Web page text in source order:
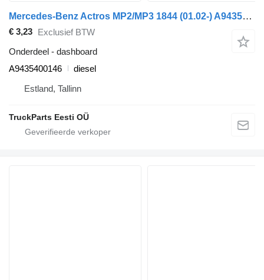
Mercedes-Benz Actros MP2/MP3 1844 (01.02-) A9435400146 dashboard voor Mercedes-Benz Actros, Axor MP1, MP2, MP3 (1996-2014) trekker
€ 3,23 Exclusief BTW
Onderdeel - dashboard
A9435400146
diesel
Estland, Tallinn
TruckParts Eesti OÜ